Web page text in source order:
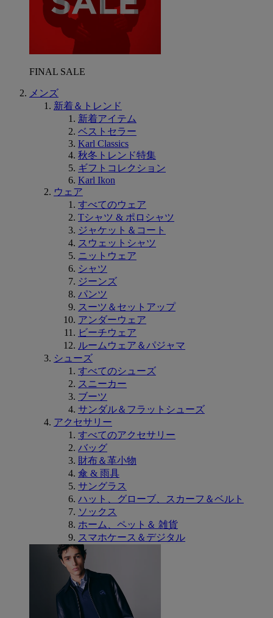
FINAL SALE
メンズ
新着＆トレンド
新着アイテム
ベストセラー
Karl Classics
秋冬トレンド特集
ギフトコレクション
Karl Ikon
ウェア
すべてのウェア
Tシャツ & ポロシャツ
ジャケット＆コート
スウェットシャツ
ニットウェア
シャツ
ジーンズ
パンツ
スーツ＆セットアップ
アンダーウェア
ビーチウェア
ルームウェア＆パジャマ
シューズ
すべてのシューズ
スニーカー
ブーツ
サンダル＆フラットシューズ
アクセサリー
すべてのアクセサリー
バッグ
財布＆革小物
傘 & 雨具
サングラス
ハット、グローブ、スカーフ＆ベルト
ソックス
ホーム、ペット＆ 雑貨
スマホケース＆デジタル